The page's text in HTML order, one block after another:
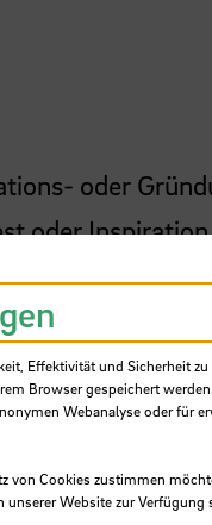
oder
oder
finde
Networking
Effektivität und Sicherheit
Browser gespeichert
Webanalyse oder für
von Cookies zustimmen
Website zur Verfügung